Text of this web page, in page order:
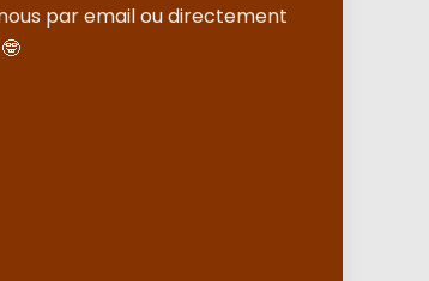
par email ou directement